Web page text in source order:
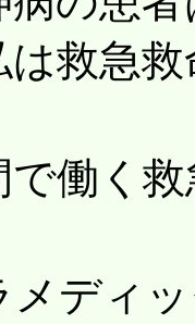
救命
救急
ック